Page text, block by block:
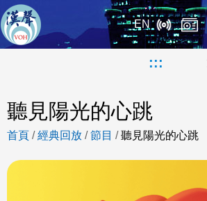
EN
:::
聽見陽光的心跳
首頁 /經典回放 /節目 /聽見陽光的心跳